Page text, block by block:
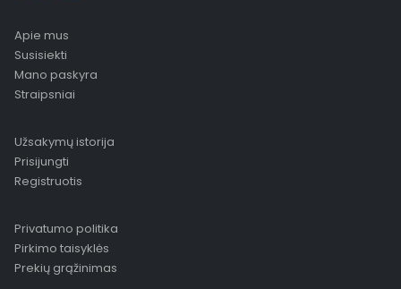
Apie mus
Susisiekti
Mano paskyra
Straipsniai
Užsakymų istorija
Prisijungti
Registruotis
Privatumo politika
Pirkimo taisyklės
Prekių grąžinimas